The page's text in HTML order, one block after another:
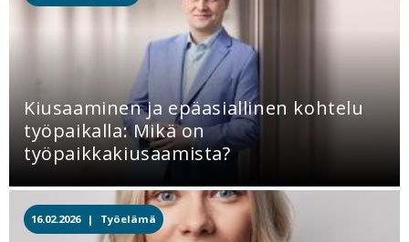
Kiusaaminen ja epäasiallinen kohtelu
työpaikalla: Mikä on
työpaikkakiusaamista?
16.02.2026 | Työelämä